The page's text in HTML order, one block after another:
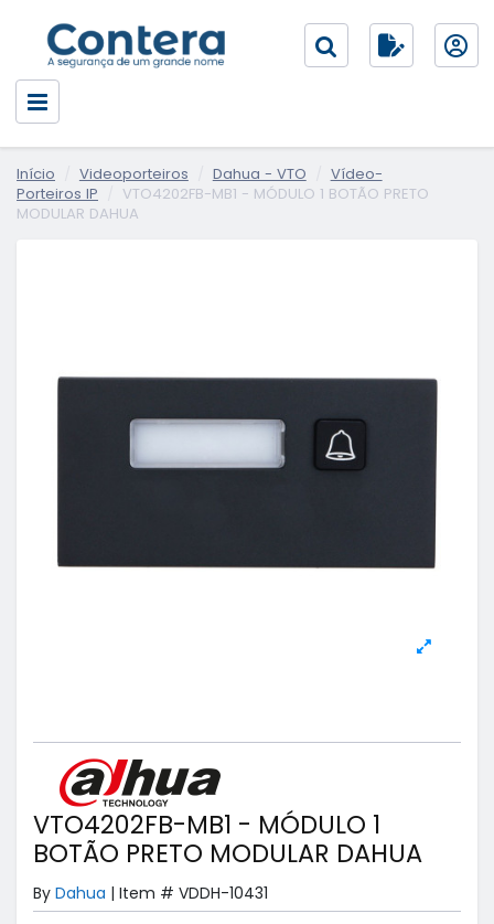
Início Videoporteiros Dahua - VTO
Vídeo-
Porteiros IP
VTO4202FB-MB1 - MÓDULO 1 BOTÃO PRETO
MODULAR DAHUA
VTO4202FB-MB1 - MÓDULO 1
BOTÃO PRETO MODULAR DAHUA
By Dahua | Item # VDDH-10431